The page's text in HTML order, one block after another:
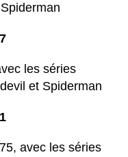
les séries
et Spiderman
avec les séries